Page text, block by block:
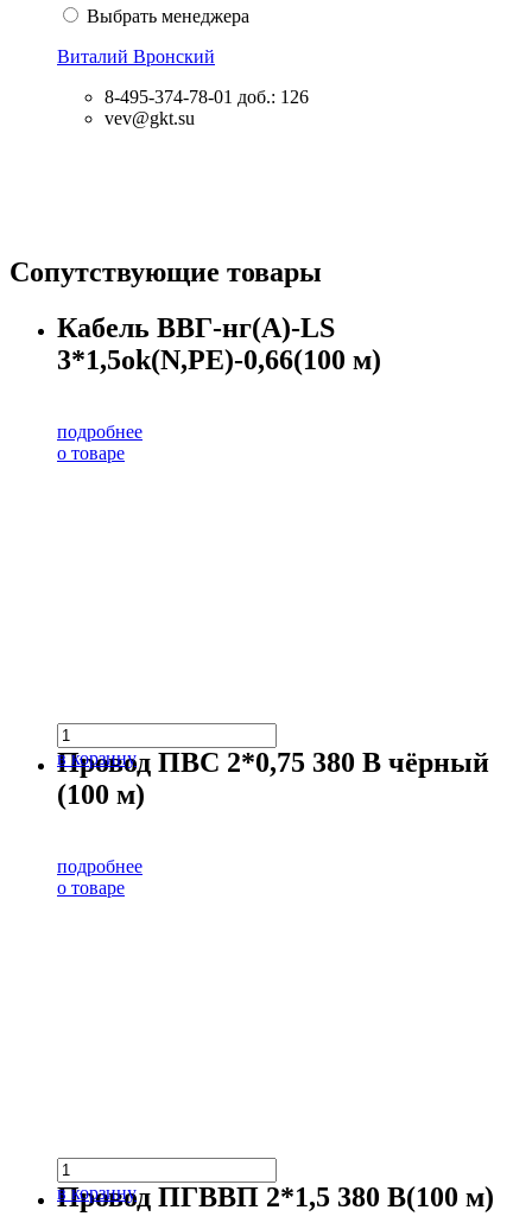
Выбрать менеджера
Виталий Вронский
8-495-374-78-01 доб.: 126
vev@gkt.su
Сопутствующие товары
Кабель ВВГ-нг(А)-LS
3*1,5ok(N,PE)-0,66(100 м)
подробнее
о товаре
в корзину
Провод ПВС 2*0,75 380 В чёрный
(100 м)
подробнее
о товаре
в корзину
Провод ПГВВП 2*1,5 380 В(100 м)